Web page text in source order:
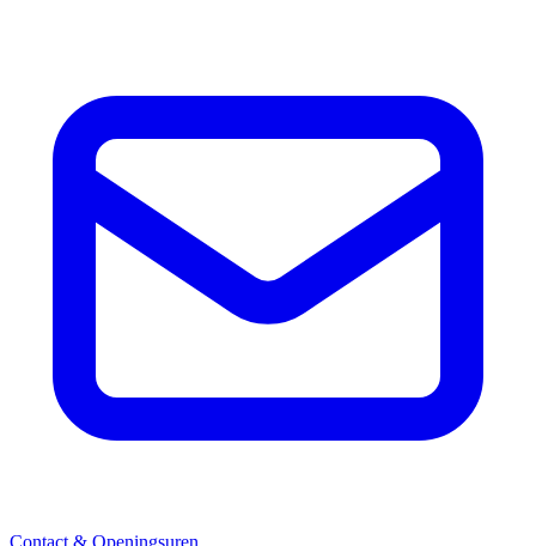
Contact & Openingsuren